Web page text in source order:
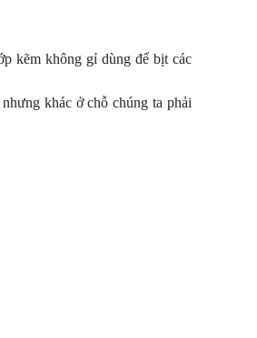
kẽm không gỉ dùng để bịt các
khác ở chỗ chúng ta phải